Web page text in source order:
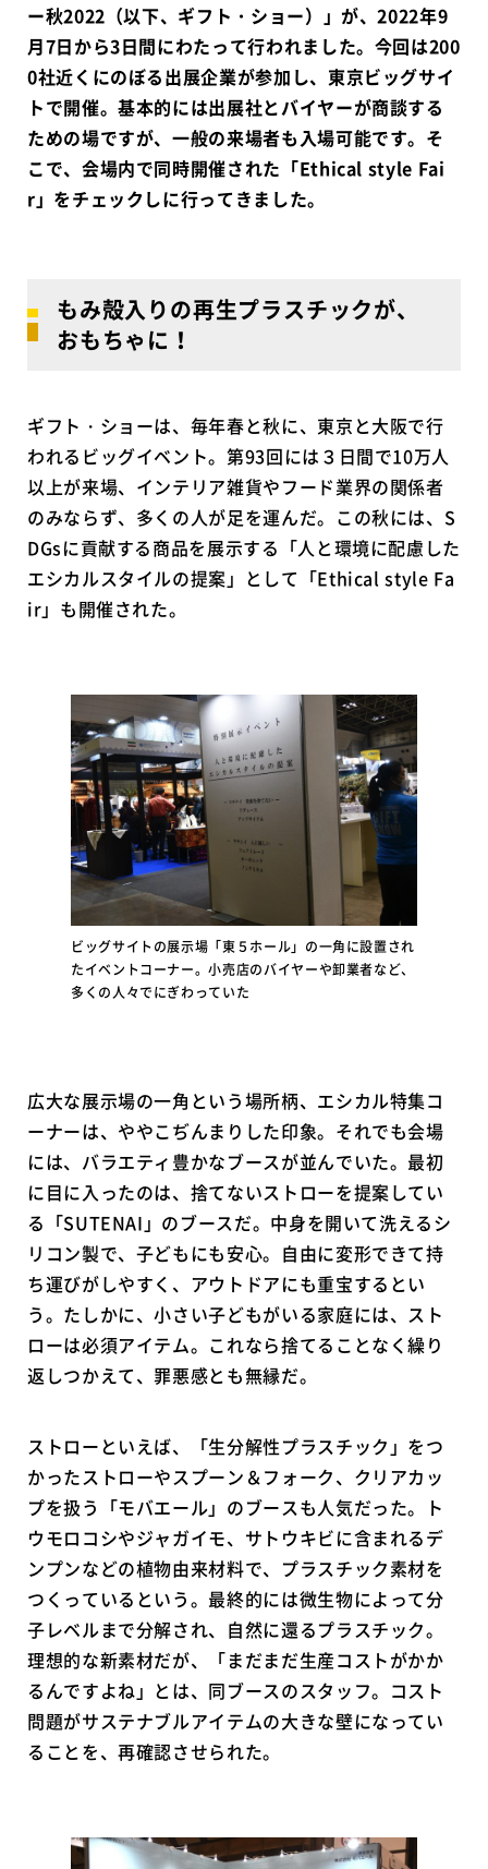
ー秋2022（以下、ギフト・ショー）」が、2022年9
月7日から3日間にわたって行われました。今回は200
0社近くにのぼる出展企業が参加し、東京ビッグサイ
トで開催。基本的には出展社とバイヤーが商談する
ための場ですが、一般の来場者も入場可能です。そ
こで、会場内で同時開催された「Ethical style Fai
r」をチェックしに行ってきました。
もみ殻入りの再生プラスチックが、
おもちゃに！
ギフト・ショーは、毎年春と秋に、東京と大阪で行
われるビッグイベント。第93回には３日間で10万人
以上が来場、インテリア雑貨やフード業界の関係者
のみならず、多くの人が足を運んだ。この秋には、S
DGsに貢献する商品を展示する「人と環境に配慮した
エシカルスタイルの提案」として「Ethical style Fa
ir」も開催された。
ビッグサイトの展示場「東５ホール」の一角に設置され
たイベントコーナー。小売店のバイヤーや卸業者など、
多くの人々でにぎわっていた
広大な展示場の一角という場所柄、エシカル特集コ
ーナーは、ややこぢんまりした印象。それでも会場
には、バラエティ豊かなブースが並んでいた。最初
に目に入ったのは、捨てないストローを提案してい
る「SUTENAI」のブースだ。中身を開いて洗えるシ
リコン製で、子どもにも安心。自由に変形できて持
ち運びがしやすく、アウトドアにも重宝するとい
う。たしかに、小さい子どもがいる家庭には、スト
ローは必須アイテム。これなら捨てることなく繰り
返しつかえて、罪悪感とも無縁だ。
ストローといえば、「生分解性プラスチック」をつ
かったストローやスプーン＆フォーク、クリアカッ
プを扱う「モバエール」のブースも人気だった。ト
ウモロコシやジャガイモ、サトウキビに含まれるデ
ンプンなどの植物由来材料で、プラスチック素材を
つくっているという。最終的には微生物によって分
子レベルまで分解され、自然に還るプラスチック。
理想的な新素材だが、「まだまだ生産コストがかか
るんですよね」とは、同ブースのスタッフ。コスト
問題がサステナブルアイテムの大きな壁になってい
ることを、再確認させられた。